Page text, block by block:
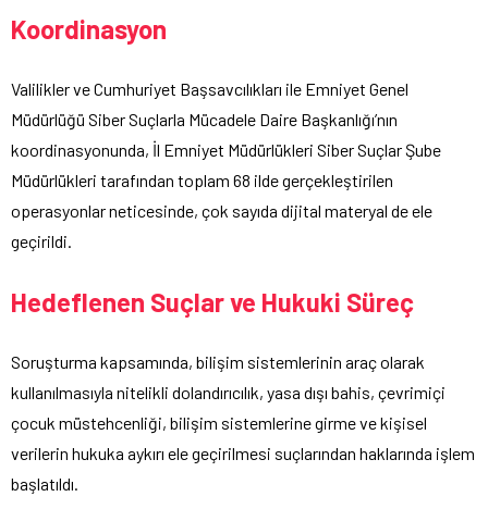
Koordinasyon
Valilikler ve Cumhuriyet Başsavcılıkları ile Emniyet Genel
Müdürlüğü Siber Suçlarla Mücadele Daire Başkanlığı’nın
koordinasyonunda, İl Emniyet Müdürlükleri Siber Suçlar Şube
Müdürlükleri tarafından toplam 68 ilde gerçekleştirilen
operasyonlar neticesinde, çok sayıda dijital materyal de ele
geçirildi.
Hedeflenen Suçlar ve Hukuki Süreç
Soruşturma kapsamında, bilişim sistemlerinin araç olarak
kullanılmasıyla nitelikli dolandırıcılık, yasa dışı bahis, çevrimiçi
çocuk müstehcenliği, bilişim sistemlerine girme ve kişisel
verilerin hukuka aykırı ele geçirilmesi suçlarından haklarında işlem
başlatıldı.